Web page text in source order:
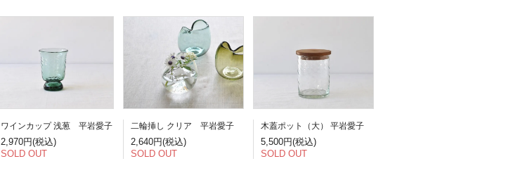
ワインカップ 浅葱 平岩愛子
2,970円(税込)
SOLD OUT
二輪挿し クリア 平岩愛子
2,640円(税込)
SOLD OUT
木蓋ポット（大） 平岩愛子
5,500円(税込)
SOLD OUT